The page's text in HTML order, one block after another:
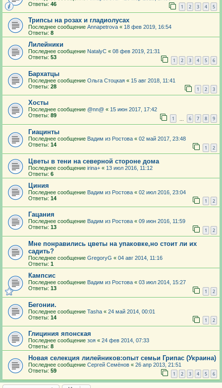
Ответы: 46 1 2 3 4 5
Трипсы на розах и гладиолусах
Последнее сообщение Annapetrova « 18 фев 2019, 16:54
Ответы: 8
Лилейники
Последнее сообщение NatalyС « 08 фев 2019, 21:31
Ответы: 53 1 2 3 4 5 6
Бархатцы
Последнее сообщение Ольга Стоцкая « 15 авг 2018, 11:41
Ответы: 28 1 2 3
Хосты
Последнее сообщение @nn@ « 15 июн 2017, 17:42
Ответы: 89 1 6 7 8 9
Гиацинты
Последнее сообщение Вадим из Ростова « 02 май 2017, 23:48
Ответы: 14 1 2
Цветы в тени на северной стороне дома
Последнее сообщение irina+ « 13 июл 2016, 11:12
Ответы: 6
Циния
Последнее сообщение Вадим из Ростова « 02 июл 2016, 23:04
Ответы: 14 1 2
Гацания
Последнее сообщение Вадим из Ростова « 09 июн 2016, 11:59
Ответы: 13 1 2
Мне понравились цветы на упаковке,но стоит ли их
садить?
Последнее сообщение GregoryG « 04 авг 2014, 11:16
Ответы: 1
Кампсис
Последнее сообщение Вадим из Ростова « 03 июл 2014, 15:27
Ответы: 13 1 2
Бегонии.
Последнее сообщение Tasha « 24 май 2014, 00:01
Ответы: 14 1 2
Глициния японская
Последнее сообщение зоя « 24 фев 2014, 07:33
Ответы: 8
Новая селекция лилейников:опыт семьи Грипас (Украина)
Последнее сообщение Сергей Семёнов « 26 апр 2013, 21:51
Ответы: 59 1 2 3 4 5 6